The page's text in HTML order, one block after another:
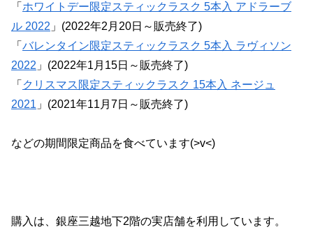
「 ホワイトデー限定スティックラスク 5本入 アドラーブ
ル 2022 」(2022年2月20日～販売終了)
「 バレンタイン限定スティックラスク 5本入 ラヴィソン
2022 」(2022年1月15日～販売終了)
「 クリスマス限定スティックラスク 15本入 ネージュ
2021 」(2021年11月7日～販売終了)
などの期間限定商品を食べています(>v<)
購入は、銀座三越地下2階の実店舗を利用しています。